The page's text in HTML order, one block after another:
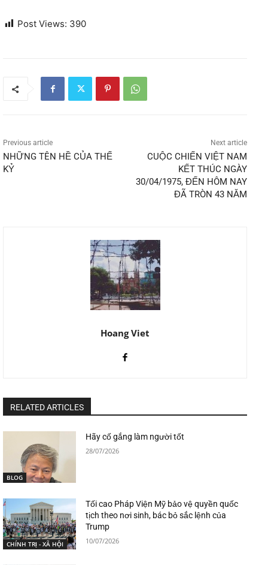
Post Views: 390
Previous article
NHỮNG TÊN HỀ CỦA THẾ
KỶ
Next article
CUỘC CHIẾN VIỆT NAM
KẾT THÚC NGÀY
30/04/1975, ĐẾN HÔM NAY
ĐÃ TRÒN 43 NĂM
Hoang Viet
RELATED ARTICLES
BLOG
Hãy cố gắng làm người tốt
28/07/2026
CHÍNH TRỊ - XÃ HỘI
Tối cao Pháp Viện Mỹ bảo vệ quyền quốc
tịch theo nơi sinh, bác bỏ sắc lệnh của
Trump
10/07/2026